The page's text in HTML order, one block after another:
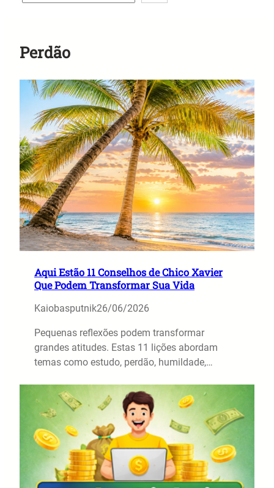
Perdão
Aqui Estão 11 Conselhos de Chico Xavier
Que Podem Transformar Sua Vida
Kaiobasputnik26/06/2026
Pequenas reflexões podem transformar
grandes atitudes. Estas 11 lições abordam
temas como estudo, perdão, humildade,…